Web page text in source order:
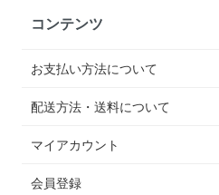
コンテンツ
お支払い方法について
配送方法・送料について
マイアカウント
会員登録